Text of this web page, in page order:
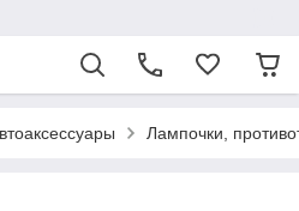
Лампочки,